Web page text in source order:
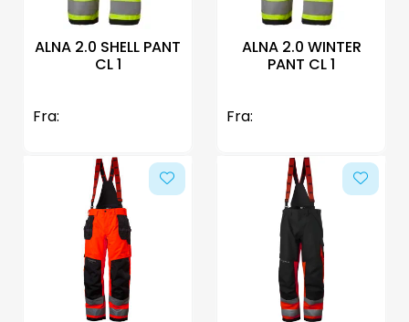
ALNA 2.0 SHELL PANT
CL 1
Fra:
ALNA 2.0 WINTER
PANT CL 1
Fra: